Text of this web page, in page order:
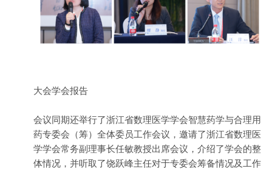
大会学会报告
会议同期还举行了浙江省数理医学学会智慧药学与合理用
药专委会（筹）全体委员工作会议，邀请了浙江省数理医
学学会常务副理事长任敏教授出席会议，介绍了学会的整
体情况，并听取了饶跃峰主任对于专委会筹备情况及工作